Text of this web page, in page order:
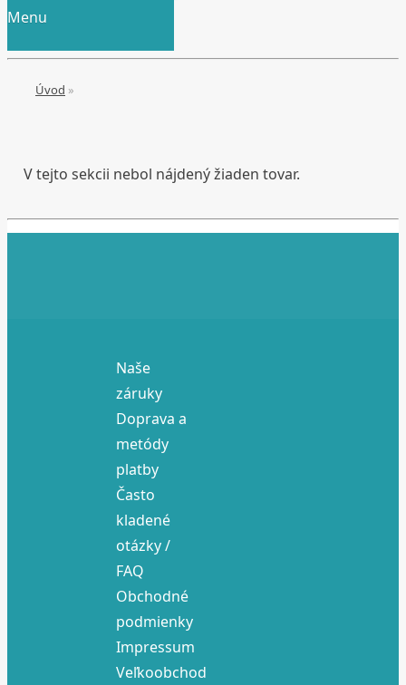
Menu
Úvod »
V tejto sekcii nebol nájdený žiaden tovar.
Naše
záruky
Doprava a
metódy
platby
Často
kladené
otázky /
FAQ
Obchodné
podmienky
Impressum
Veľkoobchod